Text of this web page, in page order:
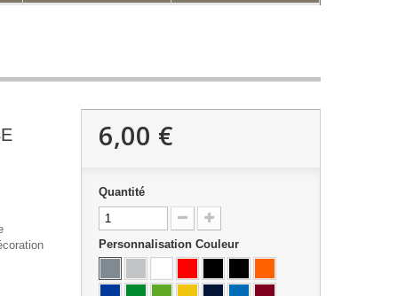
6,00 €
Quantité
Personnalisation Couleur